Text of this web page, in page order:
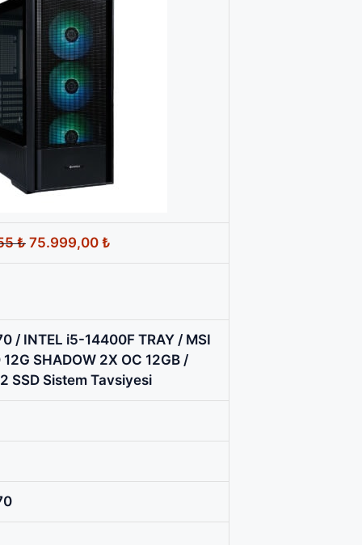
₺ Orijinal
fiyat:
75.999,00 ₺
andaki
/ INTEL i5-14400F TRAY / MSI
SHADOW 2X OC 12GB /
SSD Sistem Tavsiyesi